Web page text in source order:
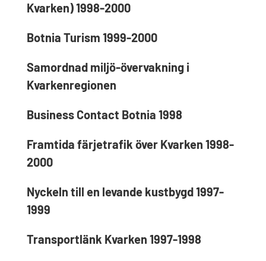
Kvarken) 1998-2000
Botnia Turism 1999-2000
Samordnad miljö-övervakning i
Kvarkenregionen
Business Contact Botnia 1998
Framtida färjetrafik över Kvarken 1998-
2000
Nyckeln till en levande kustbygd 1997-
1999
Transportlänk Kvarken 1997-1998